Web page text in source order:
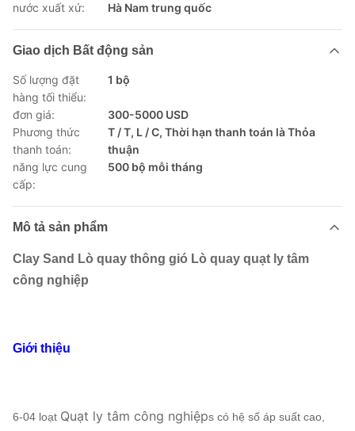
nước xuất xứ:
Hà Nam trung quốc
Giao dịch Bất động sản
Số lượng đặt
hàng tối thiểu:
1 bộ
đơn giá:
300-5000 USD
Phương thức
thanh toán:
T / T, L / C, Thời hạn thanh toán là Thỏa
thuận
năng lực cung
cấp:
500 bộ mỗi tháng
Mô tả sản phẩm
Clay Sand Lò quay thông gió Lò quay quạt ly tâm
công nghiệp
Giới thiệu
6-04 loạt Quạt ly tâm công nghiệps có hệ số áp suất cao,